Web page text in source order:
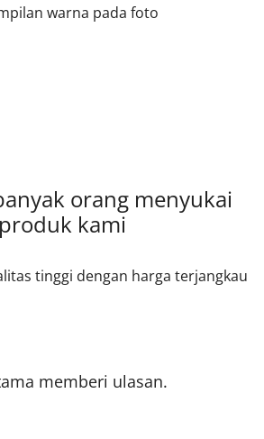
warna pada foto
orang menyukai
produk kami
tinggi dengan harga terjangkau
memberi ulasan.